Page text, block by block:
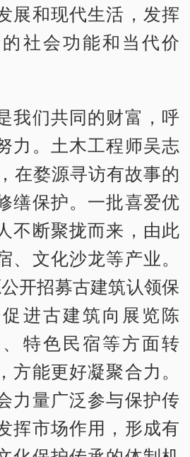
展和现代生活，发挥
社会功能和当代价
们共同的财富，呼
力。土木工程师吴志
在婺源寻访有故事的
缮保护。一批喜爱优
不断聚拢而来，由此
、文化沙龙等产业。
开招募古建筑认领保
进古建筑向展览陈
特色民宿等方面转
方能更好凝聚合力。
力量广泛参与保护传
挥市场作用，形成有